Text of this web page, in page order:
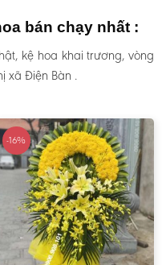
bán chạy nhất :
kệ hoa khai trương, vòng
xã Điện Bàn .
-16%